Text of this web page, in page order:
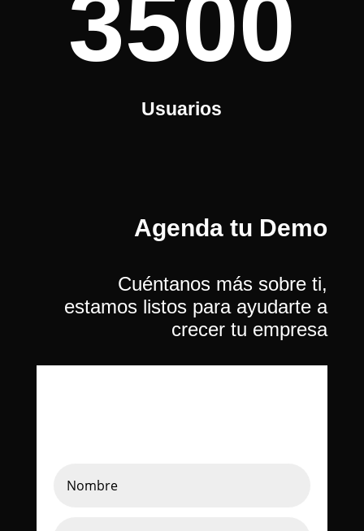
3500
Usuarios
Agenda tu Demo
Cuéntanos más sobre ti,
estamos listos para ayudarte a
crecer tu empresa